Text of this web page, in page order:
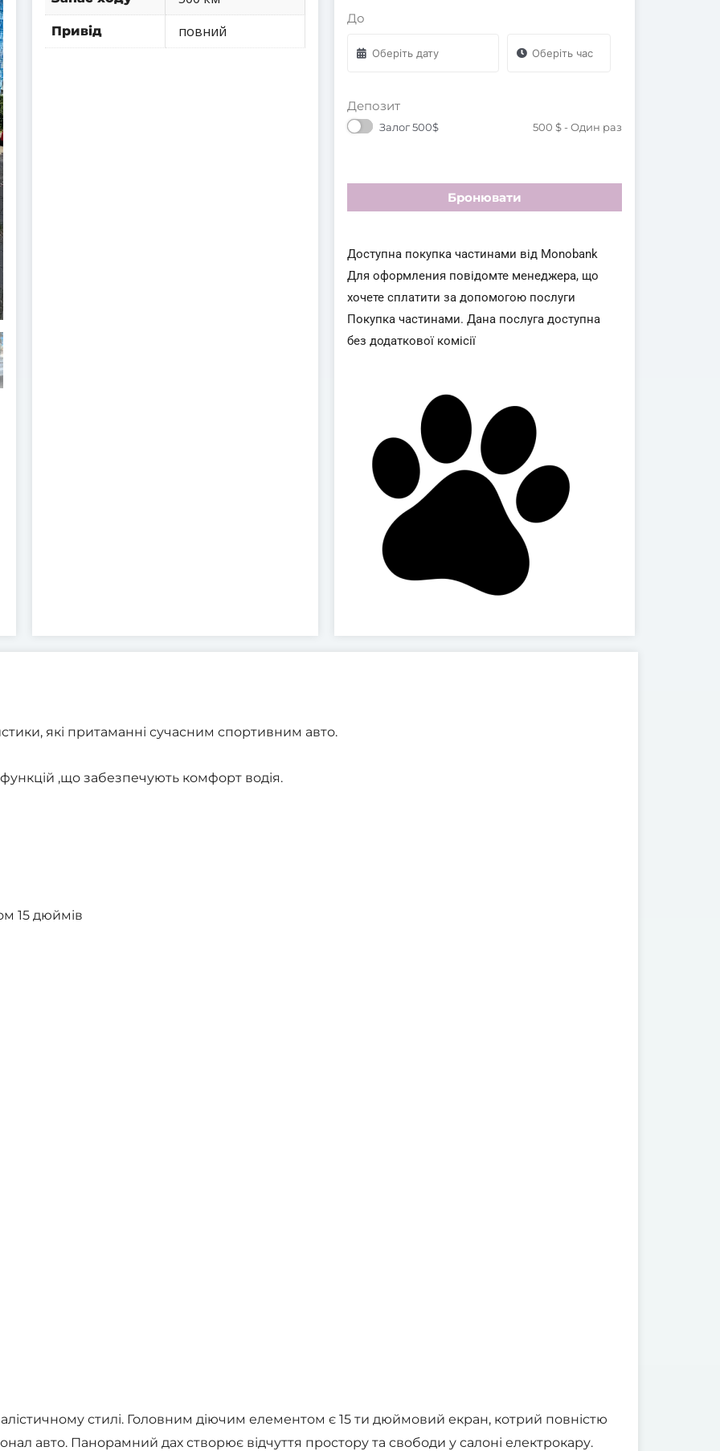
Привід повний
До
Депозит
Залог 500$ 500$- Один раз
Бронювати
Доступна покупка частинами від Monobank
Для оформления повідомте менеджера, що
хочете сплатити за допомогою послуги
Покупка частинами. Дана послуга доступна
без додаткової комісії
які притаманні сучасним спортивним авто.
,що забезпечують комфорт водія.
15 дюймів
стилі. Головним діючим елементом є 15 ти дюймовий екран, котрий повністю
авто. Панорамний дах створює відчуття простору та свободи у салоні електрокару.